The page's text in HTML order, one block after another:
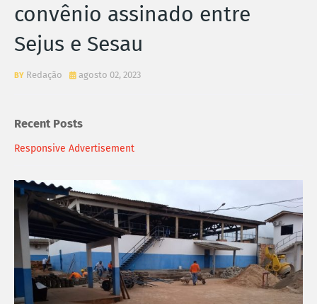
convênio assinado entre
Sejus e Sesau
Redação agosto 02, 2023
Recent Posts
Responsive Advertisement